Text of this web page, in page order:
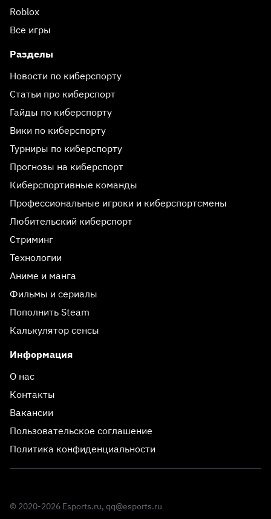
Roblox
Все игры
Разделы
Новости по киберспорту
Статьи про киберспорт
Гайды по киберспорту
Вики по киберспорту
Турниры по киберспорту
Прогнозы на киберспорт
Киберспортивные команды
Профессиональные игроки и киберспортсмены
Любительский киберспорт
Стриминг
Технологии
Аниме и манга
Фильмы и сериалы
Пополнить Steam
Калькулятор сенсы
Информация
О нас
Контакты
Вакансии
Пользовательское соглашение
Политика конфиденциальности
© 2020-2026 Esports.ru, qq@esports.ru